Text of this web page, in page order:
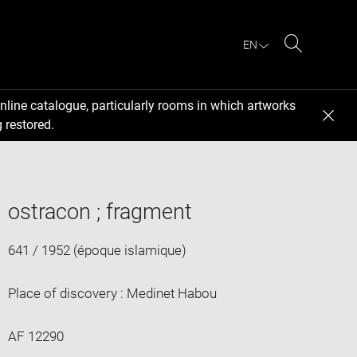
EN
catalogue, particularly rooms in which artworks
restored.
ostracon ; fragment
641 / 1952 (époque islamique)
Place of discovery : Medinet Habou
AF 12290